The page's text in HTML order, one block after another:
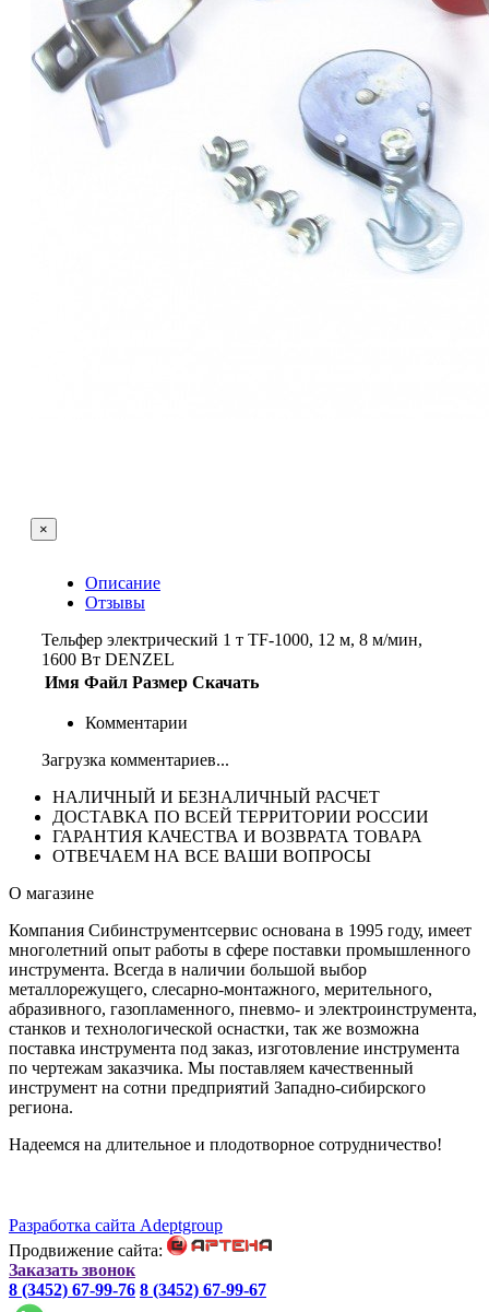
×
Описание
Отзывы
Тельфер электрический 1 т TF-1000, 12 м, 8 м/мин,
1600 Вт DENZEL
Имя Файл Размер Скачать
Комментарии
Загрузка комментариев...
НАЛИЧНЫЙ И БЕЗНАЛИЧНЫЙ РАСЧЕТ
ДОСТАВКА ПО ВСЕЙ ТЕРРИТОРИИ РОССИИ
ГАРАНТИЯ КАЧЕСТВА И ВОЗВРАТА ТОВАРА
ОТВЕЧАЕМ НА ВСЕ ВАШИ ВОПРОСЫ
О магазине
Компания Сибинструментсервис основана в 1995 году, имеет
многолетний опыт работы в сфере поставки промышленного
инструмента. Всегда в наличии большой выбор
металлорежущего, слесарно-монтажного, мерительного,
абразивного, газопламенного, пневмо- и электроинструмента,
станков и технологической оснастки, так же возможна
поставка инструмента под заказ, изготовление инструмента
по чертежам заказчика. Мы поставляем качественный
инструмент на сотни предприятий Западно-сибирского
региона.
Надеемся на длительное и плодотворное сотрудничество!
Разработка сайта Adeptgroup
Продвижение сайта:
Заказать звонок
8 (3452) 67-99-76 8 (3452) 67-99-67